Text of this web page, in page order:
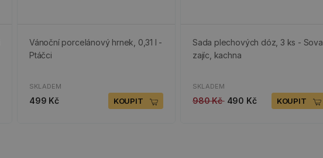
Vánoční porcelánový hrnek, 0,31 l -
Ptáčci
SKLADEM
499 Kč KOUPIT
Sada plechových dóz, 3 ks - Sova,
zajíc, kachna
SKLADEM
980 Kč 490 Kč KOUPIT